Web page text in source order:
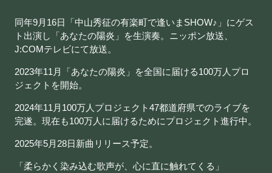
同年9月16日「中山秀征の有楽町で逢いまSHOW♪」にゲス
ト出演し「あなたの陽炎」を生演奏。ニッポン放送、
J:COMテレビにて放送。
2023年11月「あなたの陽炎」を全国に届ける100万人プロ
ジェクトを開始。
2024年11月100万人プロジェクト47都道府県でのライブを
完遂。現在も100万人に届けるためにプロジェクト進行中。
2025年5月28日新曲リリース予定。
「柔らかく染み込む歌声が、心に直に触れてくる」